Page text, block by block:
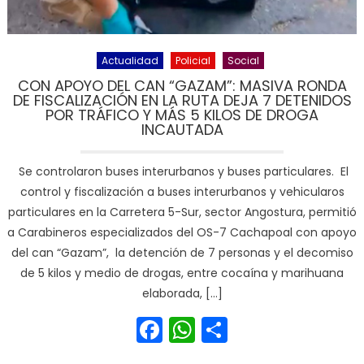
Actualidad Policial Social
CON APOYO DEL CAN “GAZAM”: MASIVA RONDA
DE FISCALIZACIÓN EN LA RUTA DEJA 7 DETENIDOS
POR TRÁFICO Y MÁS 5 KILOS DE DROGA
INCAUTADA
Se controlaron buses interurbanos y buses particulares. El
control y fiscalización a buses interurbanos y vehicularos
particulares en la Carretera 5-Sur, sector Angostura, permitió
a Carabineros especializados del OS-7 Cachapoal con apoyo
del can “Gazam”, la detención de 7 personas y el decomiso
de 5 kilos y medio de drogas, entre cocaína y marihuana
elaborada, […]
Facebook
WhatsApp